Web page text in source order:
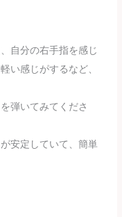
自分の右手指を感じ
い感じがするなど、
弾いてみてくださ
安定していて、簡単